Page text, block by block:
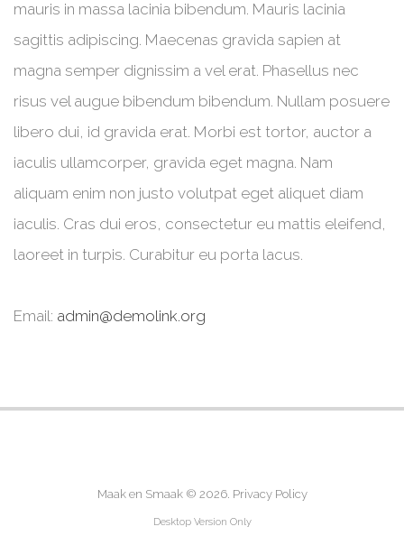
mauris in massa lacinia bibendum. Mauris lacinia
sagittis adipiscing. Maecenas gravida sapien at
magna semper dignissim a vel erat. Phasellus nec
risus vel augue bibendum bibendum. Nullam posuere
libero dui, id gravida erat. Morbi est tortor, auctor a
iaculis ullamcorper, gravida eget magna. Nam
aliquam enim non justo volutpat eget aliquet diam
iaculis. Cras dui eros, consectetur eu mattis eleifend,
laoreet in turpis. Curabitur eu porta lacus.
Email: admin@demolink.org
Maak en Smaak© 2026. Privacy Policy
Desktop Version Only